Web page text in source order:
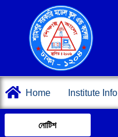
Home Institute Info
নোটিশ